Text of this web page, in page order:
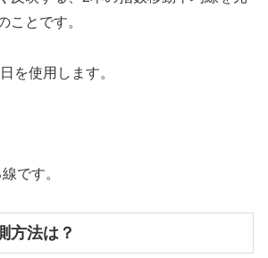
ことです。
を使用します。
です。
方法は？